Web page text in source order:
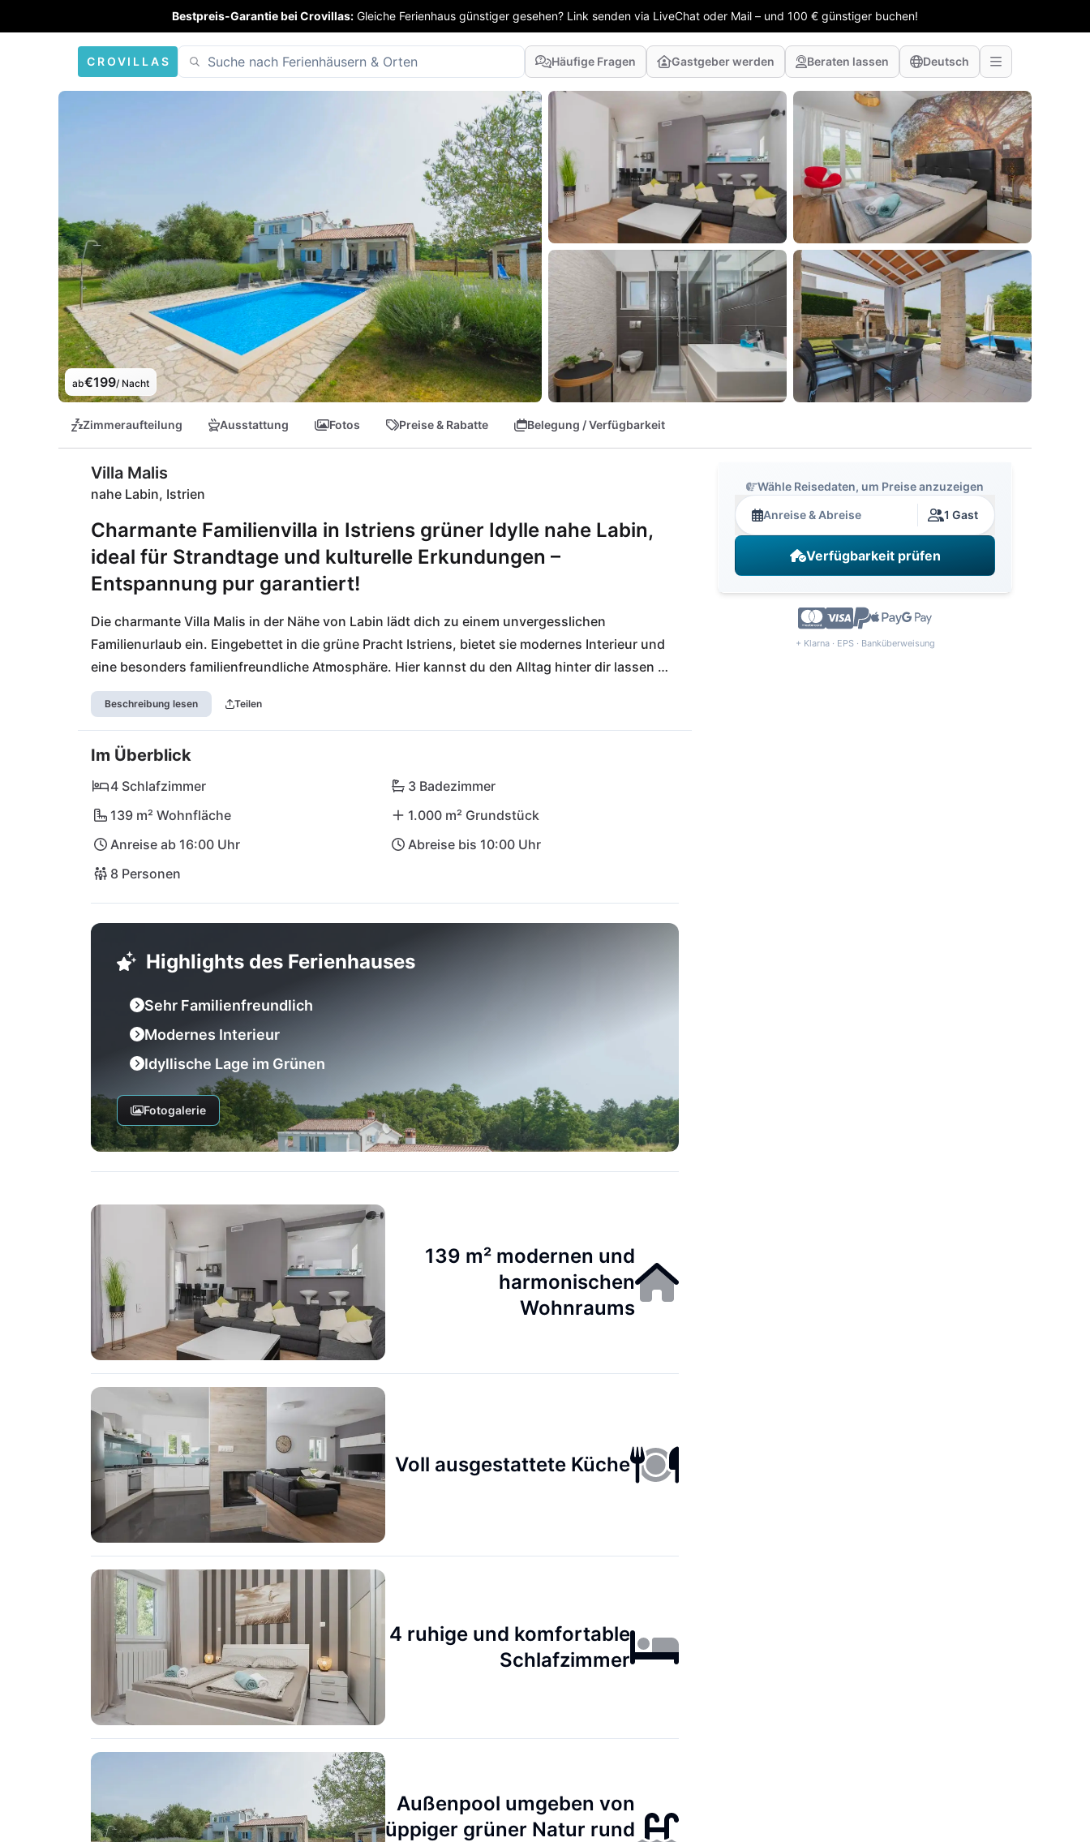
Bestpreis-Garantie bei Crovillas: Gleiche Ferienhaus günstiger gesehen? Link senden via LiveChat oder Mail – und 100 € günstiger buchen!
CROVILLAS Häufige Fragen Gastgeber werden Beraten lassen Deutsch
ab€199/ Nacht
Zimmeraufteilung Ausstattung Fotos Preise & Rabatte Belegung / Verfügbarkeit
Villa Malis
nahe Labin, Istrien
Charmante Familienvilla in Istriens grüner Idylle nahe Labin,
ideal für Strandtage und kulturelle Erkundungen –
Entspannung pur garantiert!
Die charmante Villa Malis in der Nähe von Labin lädt dich zu einem unvergesslichen
Familienurlaub ein. Eingebettet in die grüne Pracht Istriens, bietet sie modernes Interieur und
eine besonders familienfreundliche Atmosphäre. Hier kannst du den Alltag hinter dir lassen
und die Seele baumeln lassen. Genieße entspannte Tage am nahegelegenen Strand Maslinica
oder erkunde das malerische Städtchen Labin mit seinen engen Gassen und kulturellen
Schätzen. Kulinarisch wirst du im Restaurant Urban Food verwöhnt, nur einen Katzensprung
entfernt! Abenteuerlustige zieht es in den Naturpark Učka für atemberaubende Wanderungen.
Die zentrale Lage ermöglicht Ausflüge nach Rovinj, Pula oder Opatija – perfekte Ziele für
Beschreibung lesen Teilen
Im Überblick
4 Schlafzimmer
3 Badezimmer
139 m² Wohnfläche
1.000 m² Grundstück
Anreise ab 16:00 Uhr
Abreise bis 10:00 Uhr
8 Personen
Highlights des Ferienhauses
Sehr Familienfreundlich
Modernes Interieur
Idyllische Lage im Grünen
Fotogalerie
139 m² modernen und
harmonischen
Wohnraums
Voll ausgestattete Küche
4 ruhige und komfortable
Schlafzimmer
Außenpool umgeben von
üppiger grüner Natur rund
Wähle Reisedaten, um Preise anzuzeigen
Anreise & Abreise 1 Gast
Verfügbarkeit prüfen
+ Klarna · EPS · Banküberweisung